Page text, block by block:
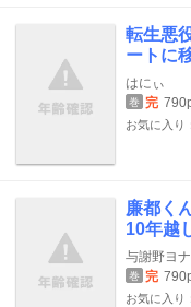
転生悪
ートに
はにぃ
巻 完
お気に入り
廉都く
10年越
与謝野ヨナ
巻 完
お気に入り